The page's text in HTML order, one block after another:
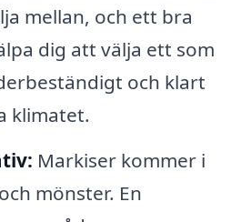
mellan, och ett bra
dig att välja ett som
och klart
klimatet.
Markiser kommer i
mönster. En